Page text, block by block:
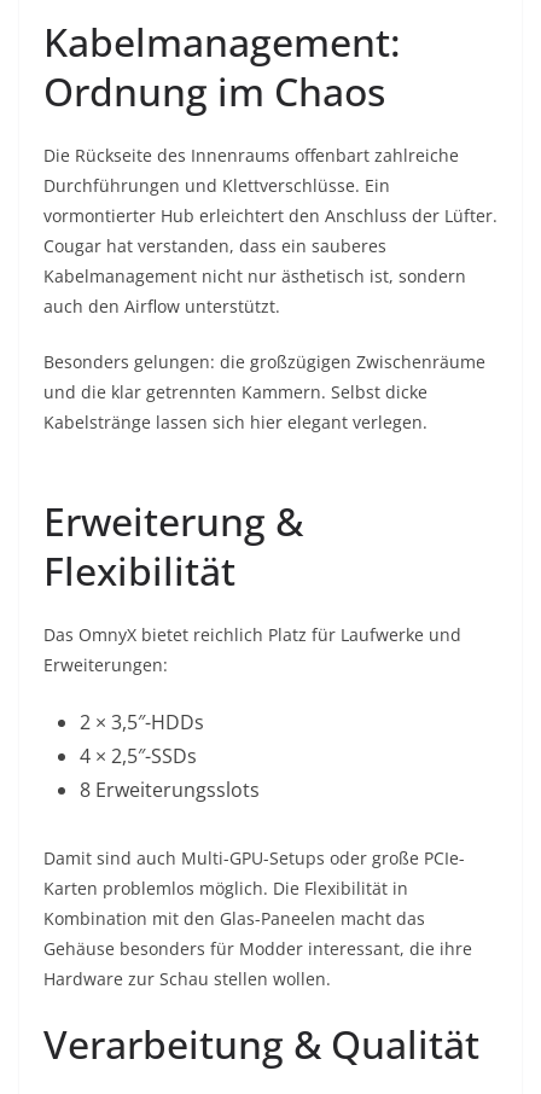
Kabelmanagement:
Ordnung im Chaos
Die Rückseite des Innenraums offenbart zahlreiche
Durchführungen und Klettverschlüsse. Ein
vormontierter Hub erleichtert den Anschluss der Lüfter.
Cougar hat verstanden, dass ein sauberes
Kabelmanagement nicht nur ästhetisch ist, sondern
auch den Airflow unterstützt.
Besonders gelungen: die großzügigen Zwischenräume
und die klar getrennten Kammern. Selbst dicke
Kabelstränge lassen sich hier elegant verlegen.
Erweiterung &
Flexibilität
Das OmnyX bietet reichlich Platz für Laufwerke und
Erweiterungen:
2 × 3,5″-HDDs
4 × 2,5″-SSDs
8 Erweiterungsslots
Damit sind auch Multi-GPU-Setups oder große PCIe-
Karten problemlos möglich. Die Flexibilität in
Kombination mit den Glas-Paneelen macht das
Gehäuse besonders für Modder interessant, die ihre
Hardware zur Schau stellen wollen.
Verarbeitung & Qualität